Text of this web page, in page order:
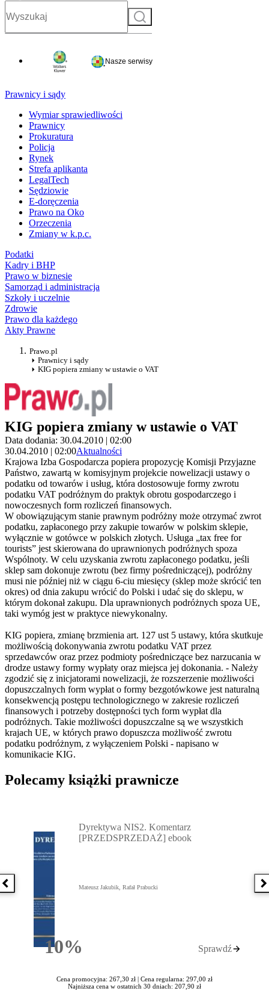
Szukaj
Nasze serwisy
Prawnicy i sądy
Wymiar sprawiedliwości
Prawnicy
Prokuratura
Policja
Rynek
Strefa aplikanta
LegalTech
Sędziowie
E-doręczenia
Prawo na Oko
Orzeczenia
Zmiany w k.p.c.
Podatki
Kadry i BHP
Prawo w biznesie
Samorząd i administracja
Szkoły i uczelnie
Zdrowie
Prawo dla każdego
Akty Prawne
Prawo.pl
Prawnicy i sądy
KIG popiera zmiany w ustawie o VAT
KIG popiera zmiany w ustawie o VAT
Data dodania: 30.04.2010 | 02:00
30.04.2010 | 02:00Aktualności
Krajowa Izba Gospodarcza popiera propozycję Komisji Przyjazne
Państwo, zawartą w komisyjnym projekcie nowelizacji ustawy o
podatku od towarów i usług, która dostosowuje formy zwrotu
podatku VAT podróżnym do praktyk obrotu gospodarczego i
nowoczesnych form rozliczeń finansowych.
W obowiązującym stanie prawnym podróżny może otrzymać zwrot
podatku, zapłaconego przy zakupie towarów w polskim sklepie,
wyłącznie w gotówce w polskich złotych. Usługa „tax free for
tourists” jest skierowana do uprawnionych podróżnych spoza
Wspólnoty. W celu uzyskania zwrotu zapłaconego podatku, jeśli
sklep sam dokonuje zwrotu (bez firmy pośredniczącej), podróżny
musi nie później niż w ciągu 6-ciu miesięcy (sklep może skrócić ten
okres) od dnia zakupu wrócić do Polski i udać się do sklepu, w
którym dokonał zakupu. Dla uprawnionych podróżnych spoza UE,
taki wymóg jest w praktyce niewykonalny.
KIG popiera, zmianę brzmienia art. 127 ust 5 ustawy, która skutkuje
możliwością dokonywania zwrotu podatku VAT przez
sprzedawców oraz przez podmioty pośredniczące bez narzucania w
drodze ustawy formy wypłaty oraz miejsca jej dokonania. - Należy
zgodzić się z inicjatorami nowelizacji, że rozszerzenie możliwości
dopuszczalnych form wypłat o formy bezgotówkowe jest naturalną
konsekwencją postępu technologicznego w zakresie rozliczeń
finansowych i potrzeby dostępności tych form wypłat dla
podróżnych. Takie możliwości dopuszczalne są we wszystkich
krajach UE, w których prawo dopuszcza możliwość zwrotu
podatku podróżnym, z wyłączeniem Polski - napisano w
komunikacie KIG.
Polecamy książki prawnicze
Poprzednia książka
10%Rabatu
Dyrektywa NIS2. Komentarz
[PRZEDSPRZEDAŻ] ebook
Mateusz Jakubik, Rafał Prabucki
Sprawdź
Cena promocyjna: 267,30 zł | Cena regularna: 297,00 zł
Najniższa cena w ostatnich 30 dniach: 207,90 zł